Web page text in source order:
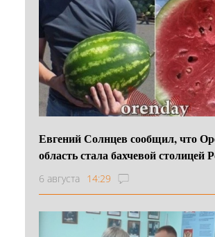
Евгений Солнцев сообщил, что
область стала бахчевой столицей
6 августа 14:29